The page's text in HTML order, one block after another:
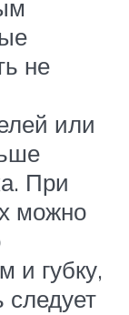
не
или
При
можно
и губку,
следует